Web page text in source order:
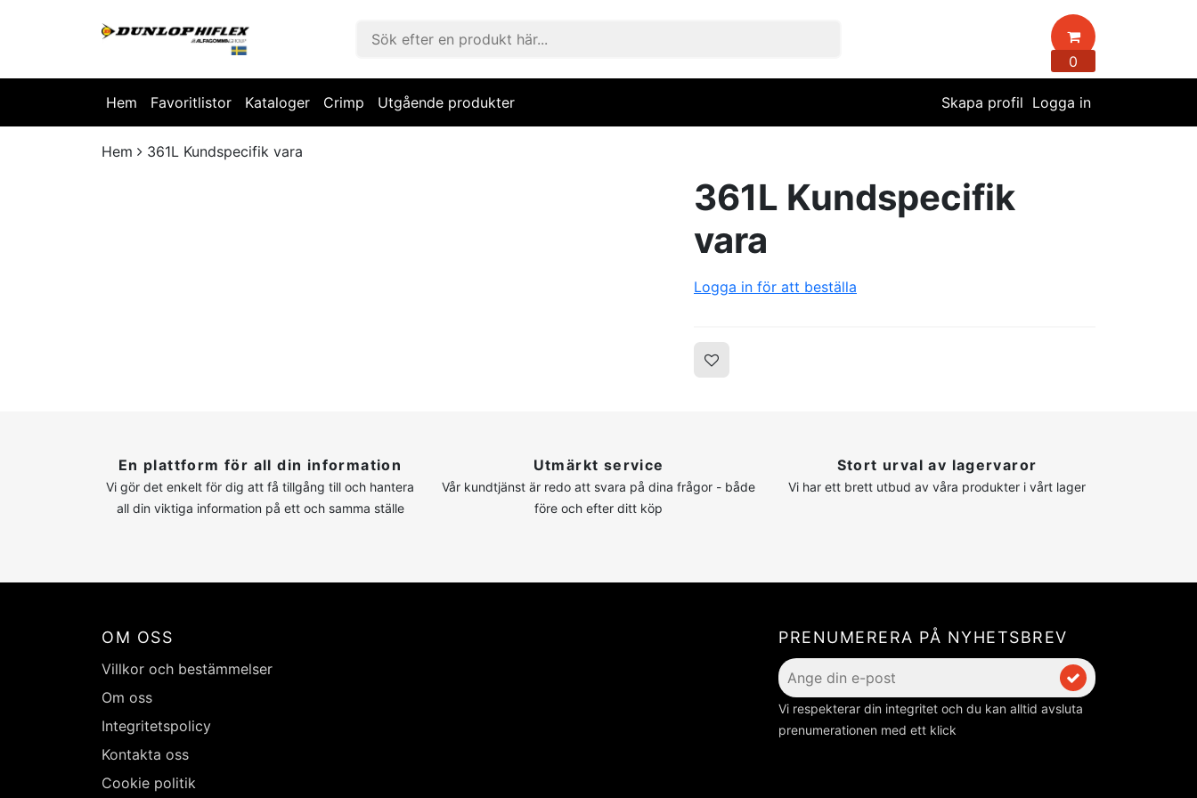
0
Hem Favoritlistor Kataloger Crimp Utgående produkter Logga in
Skapa profil
Hem 361L Kundspecifik vara
361L Kundspecifik
vara
Logga in för att beställa
En plattform för all din information
Vi gör det enkelt för dig att få tillgång till och hantera
all din viktiga information på ett och samma ställe
Utmärkt service
Vår kundtjänst är redo att svara på dina frågor - både
före och efter ditt köp
Stort urval av lagervaror
Vi har ett brett utbud av våra produkter i vårt lager
OM OSS
Villkor och bestämmelser
Om oss
Integritetspolicy
Kontakta oss
Cookie politik
PRENUMERERA PÅ NYHETSBREV
Vi respekterar din integritet och du kan alltid avsluta
prenumerationen med ett klick